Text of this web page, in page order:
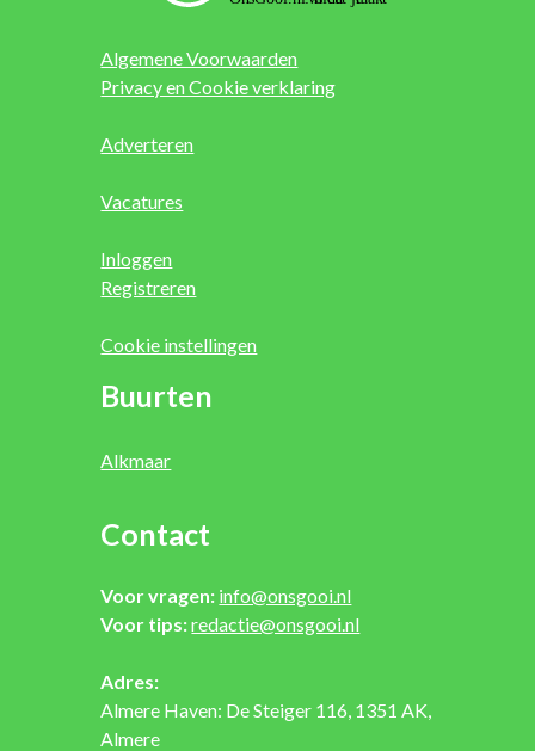
Algemene Voorwaarden
Privacy en Cookie verklaring
Adverteren
Vacatures
Inloggen
Registreren
Cookie instellingen
Buurten
Alkmaar
Contact
Voor vragen: info@onsgooi.nl
Voor tips:redactie@onsgooi.nl
Adres:
Almere Haven: De Steiger 116, 1351 AK,
Almere